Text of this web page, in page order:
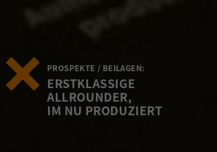
PROSPEKTE / BEILAGEN:
ERSTKLASSIGE
ALLROUNDER,
IM NU PRODUZIERT